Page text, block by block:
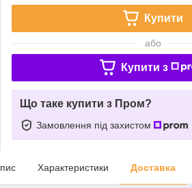
Купити
або
Купити з
Що таке купити з Пром?
Замовлення під захистом
Характеристики Доставка